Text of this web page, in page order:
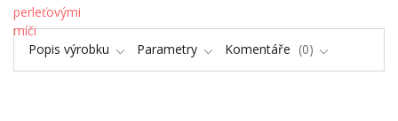
Popis výrobku Parametry Komentáře 0